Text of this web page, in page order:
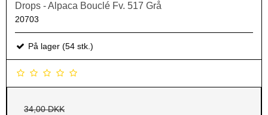
Drops - Alpaca Bouclé Fv. 517 Grå
20703
På lager (54 stk.)
34,00 DKK